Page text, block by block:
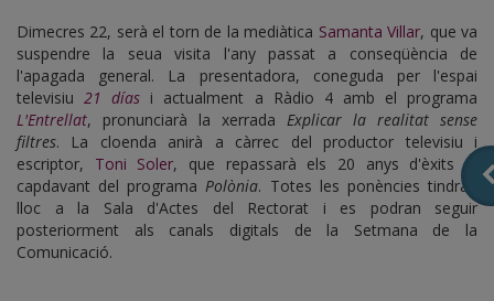
Dimecres 22, serà el torn de la mediàtica Samanta Villar, que va
suspendre la seua visita l'any passat a conseqüència de
l'apagada general. La presentadora, coneguda per l'espai
televisiu21 días i actualment a Ràdio 4 amb el programa
L'Entrellat, pronunciarà la xerrada Explicar la realitat sense
filtres. La cloenda anirà a càrrec del productor televisiu i
escriptor, Toni Soler, que repassarà els 20 anys d'èxits al
capdavant del programaPolònia. Totes les ponències tindran
lloc a la Sala d'Actes del Rectorat i es podran seguir
posteriorment als canals digitals de la Setmana de la
Comunicació.